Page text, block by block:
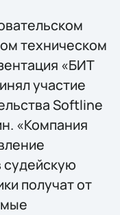
техническом
«БИТ
участие
Softline
«Компания
судейскую
получат от